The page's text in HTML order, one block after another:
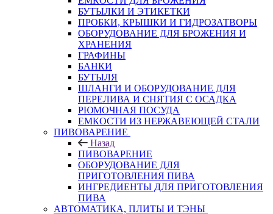
БУТЫЛКИ И ЭТИКЕТКИ
ПРОБКИ, КРЫШКИ И ГИДРОЗАТВОРЫ
ОБОРУДОВАНИЕ ДЛЯ БРОЖЕНИЯ И
ХРАНЕНИЯ
ГРАФИНЫ
БАНКИ
БУТЫЛЯ
ШЛАНГИ И ОБОРУДОВАНИЕ ДЛЯ
ПЕРЕЛИВА И СНЯТИЯ С ОСАДКА
РЮМОЧНАЯ ПОСУДА
ЕМКОСТИ ИЗ НЕРЖАВЕЮЩЕЙ СТАЛИ
ПИВОВАРЕНИЕ
Назад
ПИВОВАРЕНИЕ
ОБОРУДОВАНИЕ ДЛЯ
ПРИГОТОВЛЕНИЯ ПИВА
ИНГPЕДИЕНТЫ ДЛЯ ПРИГОТОВЛЕНИЯ
ПИВА
АВТОМАТИКА, ПЛИТЫ И ТЭНЫ